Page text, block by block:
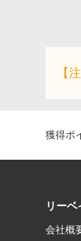
【
獲得ポ
リー
会社概